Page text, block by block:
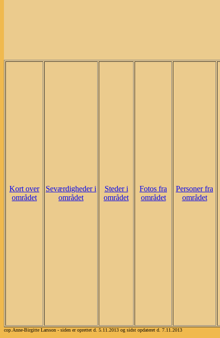
Kort over
området
Seværdigheder i
området
Steder i
området
Fotos fra
området
Personer fra
området
cop.Anne-Birgitte Larsson - siden er oprettet d. 5.11.2013 og sidst opdateret d. 7.11.2013